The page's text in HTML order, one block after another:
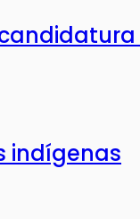
indígenas